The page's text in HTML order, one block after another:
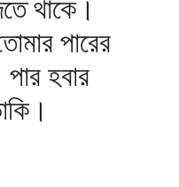
থাকে।
পারের
পার হবার